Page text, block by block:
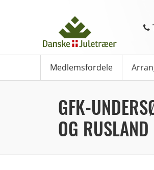
Medlemsfordele
GFK-
OG RUSLAND